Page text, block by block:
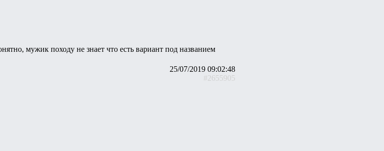
мужик походу не знает что есть вариант под названием
25/07/2019 09:02:48
#2655905